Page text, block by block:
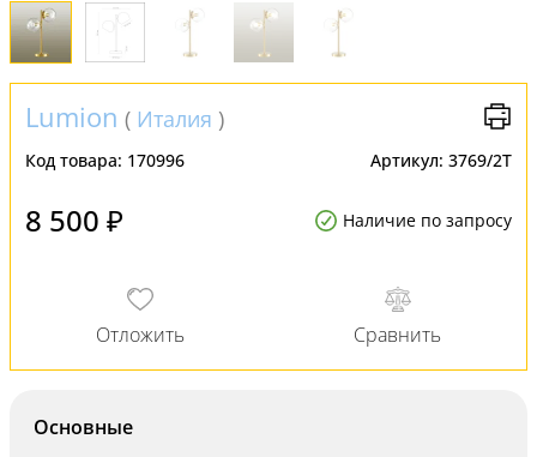
Lumion ( Италия )
Код товара: 170996 Артикул: 3769/2T
8 500 ₽ Наличие по запросу
Основные